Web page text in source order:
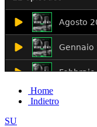
Home
Indietro
SU